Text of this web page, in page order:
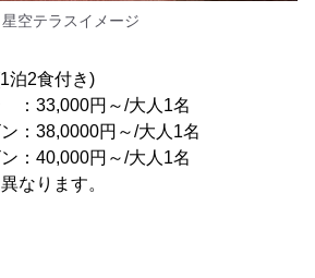
星空テラスイメージ
泊2食付き)
：33,000円～/大人1名
：38,0000円～/大人1名
：40,000円～/大人1名
なります。